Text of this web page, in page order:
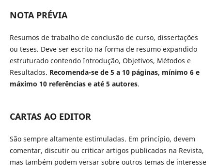
NOTA PRÉVIA
Resumos de trabalho de conclusão de curso, dissertações
ou teses. Deve ser escrito na forma de resumo expandido
estruturado contendo Introdução, Objetivos, Métodos e
Resultados. Recomenda-se de 5 a 10 páginas, mínimo 6 e
máximo 10 referências e até 5 autores.
CARTAS AO EDITOR
São sempre altamente estimuladas. Em princípio, devem
comentar, discutir ou criticar artigos publicados na Revista,
mas também podem versar sobre outros temas de interesse